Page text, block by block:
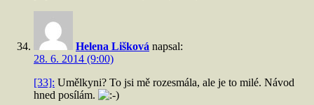
Helena Lišková napsal:
28. 6. 2014 (9:00)
[33]: Umělkyni? To jsi mě rozesmála, ale je to milé. Návod
hned posílám.